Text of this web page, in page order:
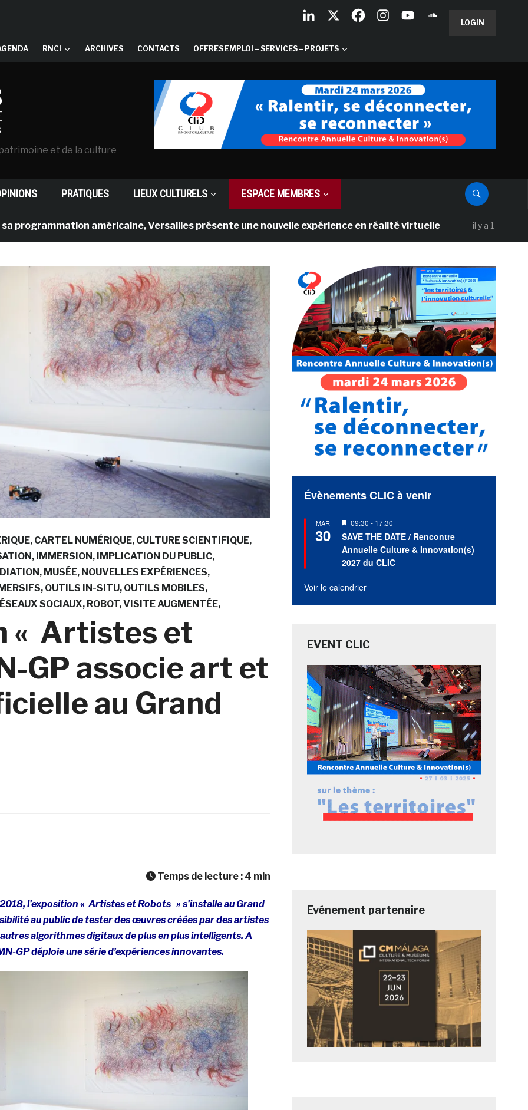
LOGIN
RNCI ARCHIVES CONTACTS OFFRES EMPLOI – SERVICES – PROJETS
et de la culture
PRATIQUES LIEUX CULTURELS ESPACE MEMBRES
américaine, Versailles présente une nouvelle expérience en réalité virtuelle il y a 1 mois Les
CARTEL NUMÉRIQUE CULTURE SCIENTIFIQUE
IMMERSION IMPLICATION DU PUBLIC
MUSÉE NOUVELLES EXPÉRIENCES
OUTILS IN-SITU OUTILS MOBILES
SOCIAUX ROBOT VISITE AUGMENTÉE
« Artistes et
GP associe art et
au Grand
Temps de lecture : 4 min
l’exposition « Artistes et Robots » s’installe au Grand
au public de tester des œuvres créées par des artistes
algorithmes digitaux de plus en plus intelligents. A
GP déploie une série d’expériences innovantes.
Évènements CLIC à venir
MAR
30
Mis
en
avant
09:30 - 17:30
SAVE THE DATE / Rencontre
Annuelle Culture & Innovation(s)
2027 du CLIC
Voir le calendrier
EVENT CLIC
Evénement partenaire